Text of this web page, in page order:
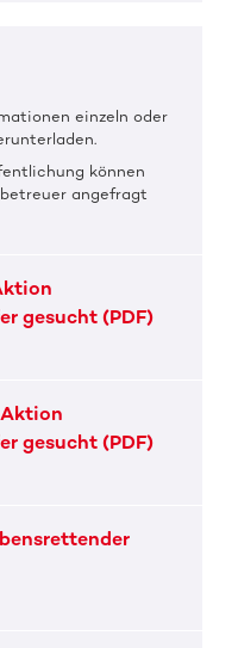
einzeln oder
können
angefragt
gesucht (PDF)
gesucht (PDF)